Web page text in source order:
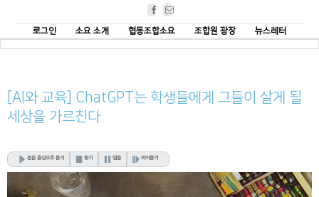
Facebook
로그인
소요 소개 협동조합소요 조합원 광장 뉴스레터
[AI와 교육] ChatGPT는 학생들에게 그들이 살게 될
세상을 가르친다
본문 음성으로 듣기 중지 멈춤 이어듣기